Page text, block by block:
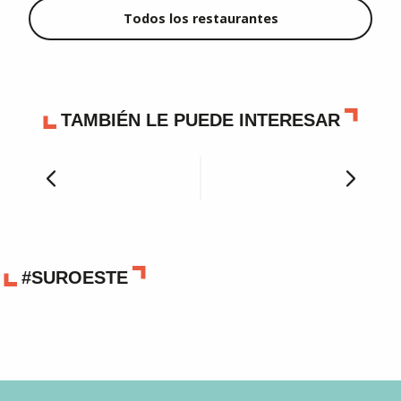
Todos los restaurantes
TAMBIÉN LE PUEDE INTERESAR
Los mercados
#SUROESTE